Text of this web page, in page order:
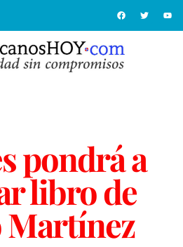
pondrá a
libro de
Martínez